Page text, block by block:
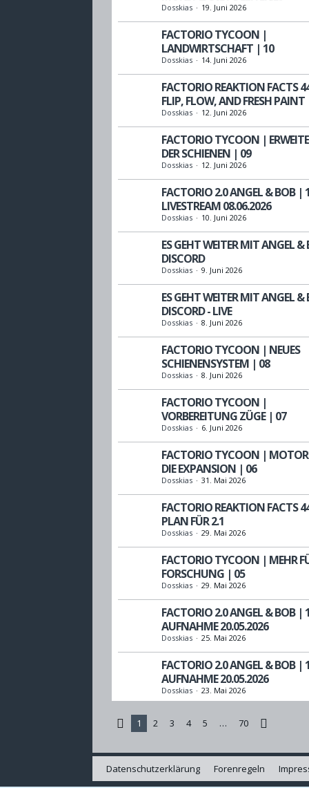
Dosskias 19. Juni 2026
FACTORIO TYCOON |
LANDWIRTSCHAFT | 10
Dosskias 14. Juni 2026
FACTORIO REAKTION FACTS
FLIP, FLOW, AND FRESH PAINT
Dosskias 12. Juni 2026
FACTORIO TYCOON |
DER SCHIENEN | 09
Dosskias 12. Juni 2026
FACTORIO 2.0 ANGEL & BOB |
LIVESTREAM 08.06.2026
Dosskias 10. Juni 2026
ES GEHT WEITER MIT ANGEL &
DISCORD
Dosskias 9. Juni 2026
ES GEHT WEITER MIT ANGEL &
DISCORD - LIVE
Dosskias 8. Juni 2026
FACTORIO TYCOON | NEUES
SCHIENENSYSTEM | 08
Dosskias 8. Juni 2026
FACTORIO TYCOON |
VORBEREITUNG ZÜGE | 07
Dosskias 6. Juni 2026
FACTORIO TYCOON |
DIE EXPANSION | 06
Dosskias 31. Mai 2026
FACTORIO REAKTION FACTS
PLAN FÜR 2.1
Dosskias 29. Mai 2026
FACTORIO TYCOON | MEHR
FORSCHUNG | 05
Dosskias 29. Mai 2026
FACTORIO 2.0 ANGEL & BOB |
AUFNAHME 20.05.2026
Dosskias 25. Mai 2026
FACTORIO 2.0 ANGEL & BOB |
AUFNAHME 20.05.2026
Dosskias 23. Mai 2026
1 2 3 4 5 … 70
Datenschutzerklärung Forenregeln